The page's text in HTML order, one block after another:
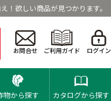
！欲しい商品が見つかります。
お問合せ ご利用ガイド ログイン
物から探す カタログから探す